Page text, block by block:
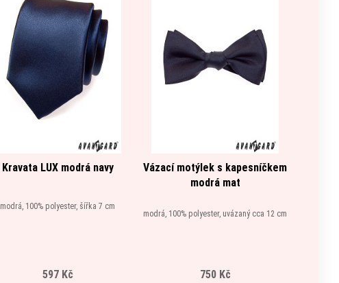
Kravata LUX modrá navy
modrá, 100% polyester, šířka 7 cm
597 Kč
Vázací motýlek s kapesníčkem
modrá mat
modrá, 100% polyester, uvázaný cca 12 cm
750 Kč